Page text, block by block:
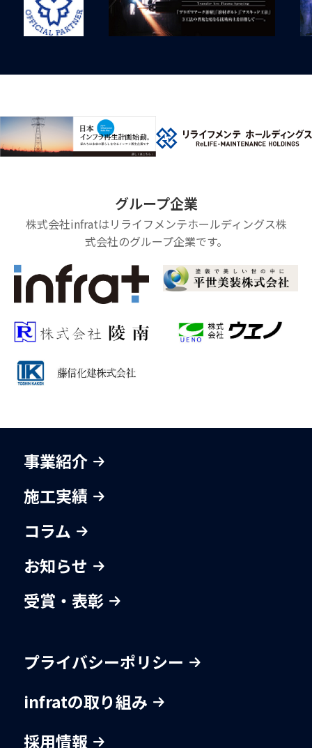
グループ企業
株式会社infratはリライフメンテホールディングス株
式会社のグループ企業です。
事業紹介
施工実績
コラム
お知らせ
受賞・表彰
プライバシーポリシー
infratの取り組み
採用情報